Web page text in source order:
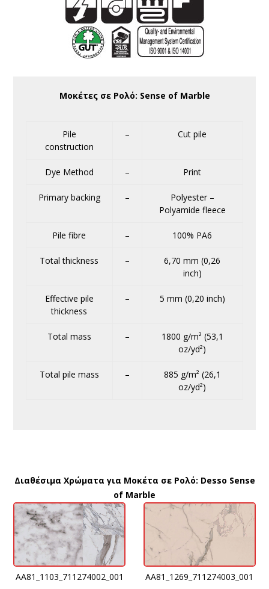
Μοκέτες σε Ρολό: Sense of Marble
Pile
construction
– Cut pile
Dye Method – Print
Primary backing –
Polyester –
Polyamide fleece
Pile fibre – 100% PA6
Total thickness –
6,70 mm (0,26
inch)
Effective pile
thickness
– 5 mm (0,20 inch)
Total mass –
1800 g/m² (53,1
oz/yd²)
Total pile mass –
885 g/m² (26,1
oz/yd²)
Διαθέσιμα Χρώματα για Μοκέτα σε Ρολό: Desso Sense
of Marble
AA81_1103_711274002_001 AA81_1269_711274003_001